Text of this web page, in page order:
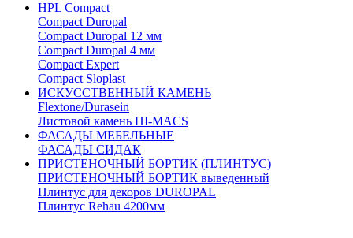
HPL Compact
Compact Duropal
Compact Duropal 12 мм
Compact Duropal 4 мм
Compact Expert
Compact Sloplast
ИСКУССТВЕННЫЙ КАМЕНЬ
Flextone/Durasein
Листовой камень HI-MACS
ФАСАДЫ МЕБЕЛЬНЫЕ
ФАСАДЫ СИДАК
ПРИСТЕНОЧНЫЙ БОРТИК (ПЛИНТУС)
ПРИСТЕНОЧНЫЙ БОРТИК выведенный
Плинтус для декоров DUROPAL
Плинтус Rehau 4200мм